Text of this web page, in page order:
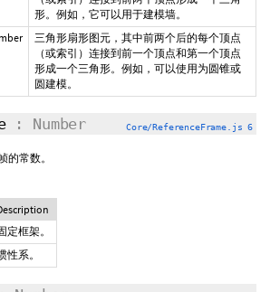
形。例如，它可以用于建模墙。
三角形扇形图元，其中前两个后的每个顶点
（或索引）连接到前一个顶点和第一个顶点
形成一个三角形。例如，可以使用为圆锥或
圆建模。
: Number Core/ReferenceFrame.js 6
的常数。
定框架。
性系。